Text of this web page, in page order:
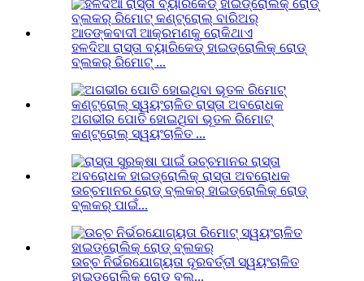
ହଳଦିଆ ରାସ୍ତା ବ୍ୟାରିକେଡ୍ ହାଇଡ୍ରୋଲିକ୍ ରୋଡ୍
ବ୍ଲକର୍ ରିମୋଟ୍ ...
ଅଗଭୀର ପୋତି ହୋଇଥିବା ଭୂତଳ ରିମୋଟ୍
କଣ୍ଟ୍ରୋଲ୍ ସ୍ୱୟଂଚାଳିତ ...
ଉଚ୍ଚମାନର ରୋଡ୍ ବ୍ଲକର୍ ହାଇଡ୍ରୋଲିକ୍ ରୋଡ୍
ବ୍ଲକର୍ ପାଇଁ...
ଉଚ୍ଚ ନିର୍ଭରଯୋଗ୍ୟତା ଦୂରବର୍ତ୍ତୀ ସ୍ୱୟଂଚାଳିତ
ହାଇଡ୍ରୋଲିକ୍ ରୋଡ୍ ବ୍ଲ...